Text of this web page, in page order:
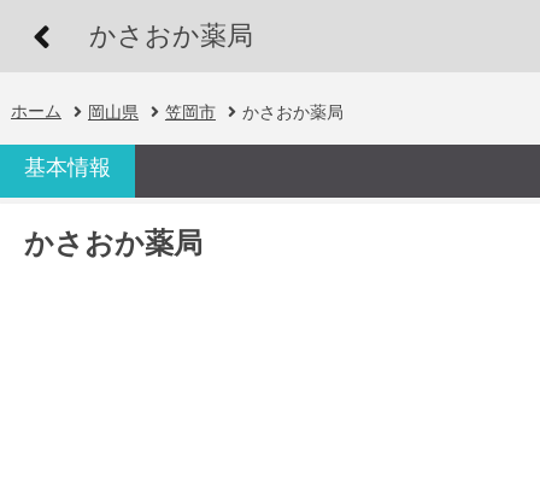
かさおか薬局
ホーム 岡山県 笠岡市 かさおか薬局
基本情報
かさおか薬局